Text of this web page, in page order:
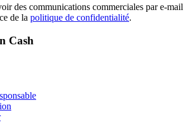
des communications commerciales par e-mail
de la politique de confidentialité.
Cash